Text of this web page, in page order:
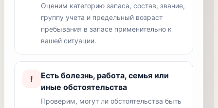
Оценим категорию запаса, состав, звание,
группу учета и предельный возраст
пребывания в запасе применительно к
вашей ситуации.
!
Есть болезнь, работа, семья или
иные обстоятельства
Проверим, могут ли обстоятельства быть